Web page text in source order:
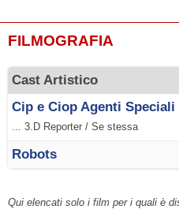
FILMOGRAFIA
Cast Artistico
Cip e Ciop Agenti Speciali
... 3.D Reporter / Se stessa
Robots
Qui elencati solo i film per i quali è